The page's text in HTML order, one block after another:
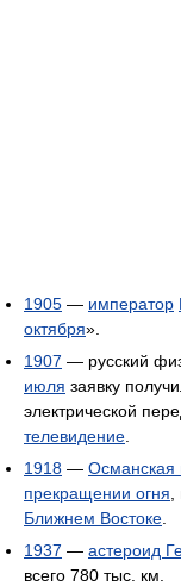
1905 — император
октября».
1907 — русский
июля заявку
электрической
телевидение
1918 — Османская
прекращении огня
Ближнем Востоке
1937 — астероид
всего 780 тыс. км.